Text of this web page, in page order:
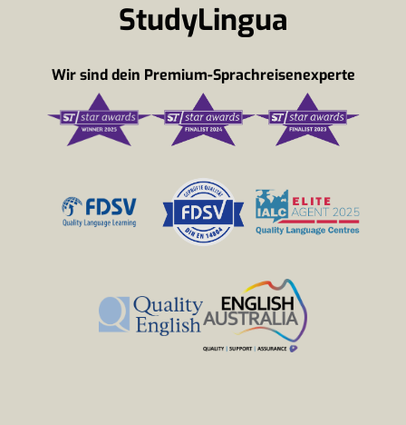
StudyLingua
Wir sind dein Premium-Sprachreisenexperte